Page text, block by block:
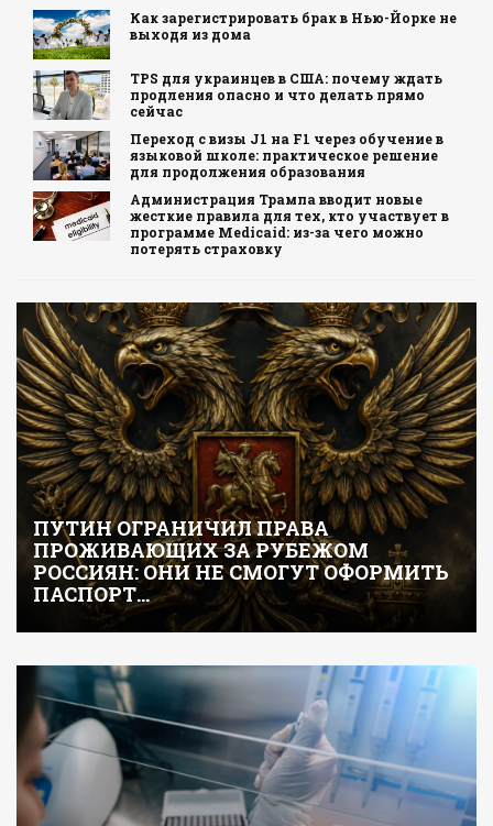
Как зарегистрировать брак в Нью-Йорке не
выходя из дома
TPS для украинцев в США: почему ждать
продления опасно и что делать прямо
сейчас
Переход с визы J1 на F1 через обучение в
языковой школе: практическое решение
для продолжения образования
Администрация Трампа вводит новые
жесткие правила для тех, кто участвует в
программе Medicaid: из-за чего можно
потерять страховку
ПУТИН ОГРАНИЧИЛ ПРАВА
ПРОЖИВАЮЩИХ ЗА РУБЕЖОМ
РОССИЯН: ОНИ НЕ СМОГУТ ОФОРМИТЬ
ПАСПОРТ…